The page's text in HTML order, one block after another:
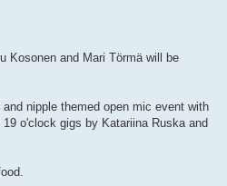
Kosonen and Mari Törmä will be
nipple themed open mic event with
o'clock gigs by Katariina Ruska and